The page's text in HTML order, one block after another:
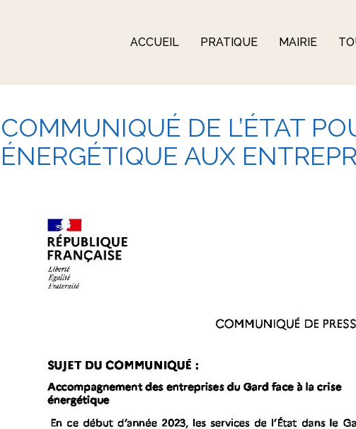
ACCUEIL PRATIQUE MAIRIE
COMMUNIQUÉ DE L’ÉTAT
ÉNERGÉTIQUE AUX